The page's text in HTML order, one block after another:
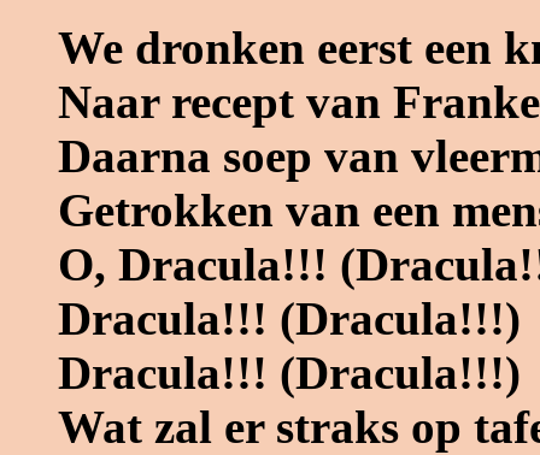
We dronken eerst een
Naar recept van
Daarna soep van
Getrokken van een
O, Dracula!!!
Dracula!!! (Dracula!!!)
Dracula!!! (Dracula!!!)
Wat zal er straks op